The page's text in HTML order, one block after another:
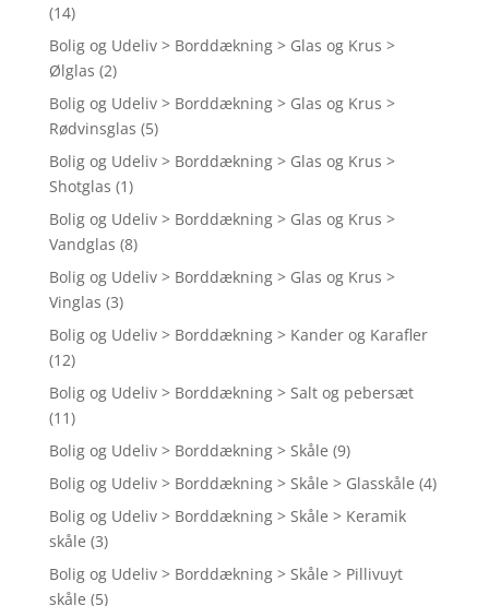
(14)
Bolig og Udeliv > Borddækning > Glas og Krus >
Ølglas (2)
Bolig og Udeliv > Borddækning > Glas og Krus >
Rødvinsglas (5)
Bolig og Udeliv > Borddækning > Glas og Krus >
Shotglas (1)
Bolig og Udeliv > Borddækning > Glas og Krus >
Vandglas (8)
Bolig og Udeliv > Borddækning > Glas og Krus >
Vinglas (3)
Bolig og Udeliv > Borddækning > Kander og Karafler
(12)
Bolig og Udeliv > Borddækning > Salt og pebersæt
(11)
Bolig og Udeliv > Borddækning > Skåle (9)
Bolig og Udeliv > Borddækning > Skåle > Glasskåle (4)
Bolig og Udeliv > Borddækning > Skåle > Keramik
skåle (3)
Bolig og Udeliv > Borddækning > Skåle > Pillivuyt
skåle (5)